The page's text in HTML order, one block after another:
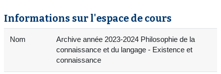
Informations sur l'espace de cours
Nom
Archive année 2023-2024 Philosophie de la
connaissance et du langage - Existence et
connaissance